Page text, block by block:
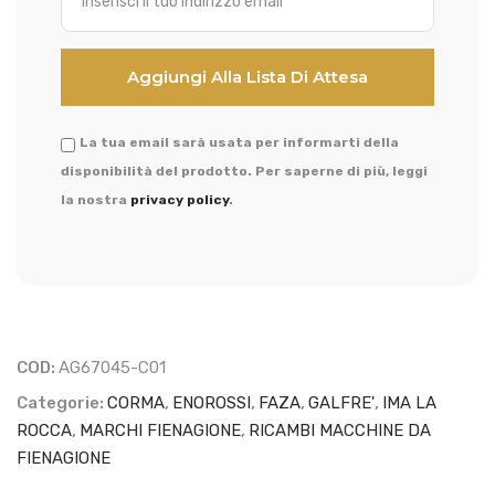
La tua email sarà usata per informarti della
disponibilità del prodotto. Per saperne di più, leggi
la nostra privacy policy.
COD: AG67045-C01
Categorie: CORMA, ENOROSSI, FAZA, GALFRE', IMA LA
ROCCA, MARCHI FIENAGIONE, RICAMBI MACCHINE DA
FIENAGIONE